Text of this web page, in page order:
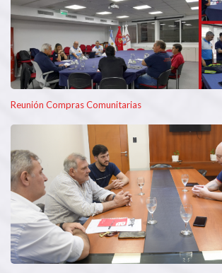
Reunión Compras Comunitarias